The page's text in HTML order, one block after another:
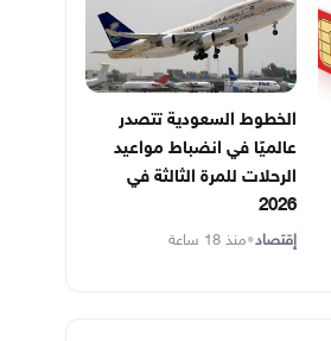
الخطوط السعودية تتصدر
عالميًا في انضباط مواعيد
الرحلات للمرة الثالثة في
2026
إقتصاد•منذ 18 ساعة